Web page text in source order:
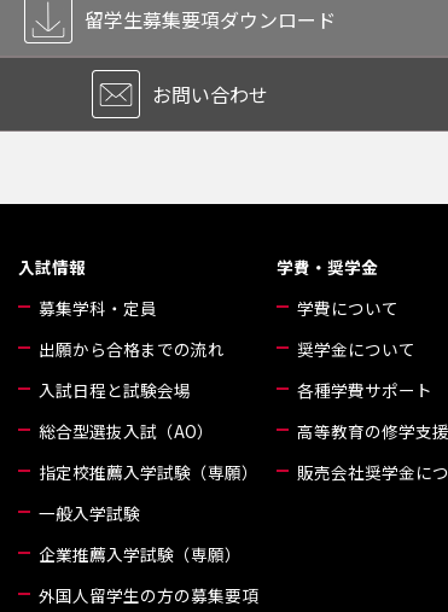
留学生募集要項ダウンロード
お問い合わせ
入試情報
募集学科・定員
出願から合格までの流れ
入試日程と試験会場
総合型選抜入試（AO）
指定校推薦入学試験（専願）
一般入学試験
企業推薦入学試験（専願）
外国人留学生の方の募集要項
学費・奨学金
学費について
奨学金について
各種学費サポート
高等教育の修学支
販売会社奨学金に